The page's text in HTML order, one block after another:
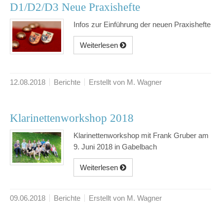
D1/D2/D3 Neue Praxishefte
Infos zur Einführung der neuen Praxishefte
Weiterlesen
12.08.2018 Berichte Erstellt von M. Wagner
Klarinettenworkshop 2018
Klarinettenworkshop mit Frank Gruber am
9. Juni 2018 in Gabelbach
Weiterlesen
09.06.2018 Berichte Erstellt von M. Wagner